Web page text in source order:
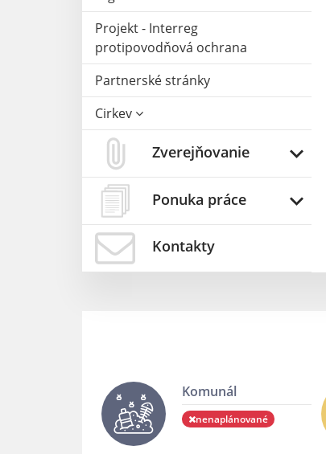
Projekt - Interreg
protipovodňová ochrana
Partnerské stránky
Cirkev
Zverejňovanie
Ponuka práce
Kontakty
Komunál
nenaplánované